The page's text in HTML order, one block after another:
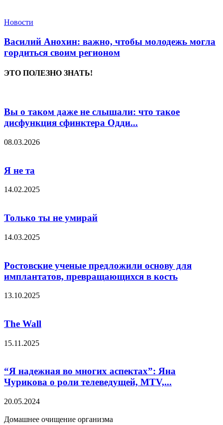
Новости
Василий Анохин: важно, чтобы молодежь могла
гордиться своим регионом
ЭТО ПОЛЕЗНО ЗНАТЬ!
Вы о таком даже не слышали: что такое
дисфункция сфинктера Одди...
08.03.2026
Я не та
14.02.2025
Только ты не умирай
14.03.2025
Ростовские ученые предложили основу для
имплантатов, превращающихся в кость
13.10.2025
The Wall
15.11.2025
“Я надежная во многих аспектах”: Яна
Чурикова о роли телеведущей, MTV,...
20.05.2024
Домашнее очищение организма